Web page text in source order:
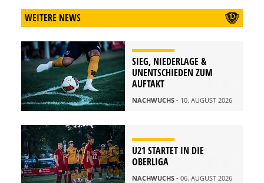
WEITERE NEWS
SIEG, NIEDERLAGE &
UNENTSCHIEDEN ZUM
AUFTAKT
NACHWUCHS - 10. AUGUST 2026
U21 STARTET IN DIE
OBERLIGA
NACHWUCHS - 06. AUGUST 2026